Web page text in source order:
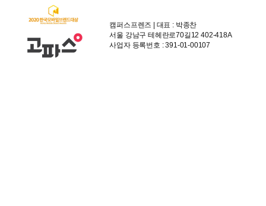
캠퍼스프렌즈 | 대표 : 박종찬
서울 강남구 테헤란로70길12 402-418A
사업자 등록번호 : 391-01-00107